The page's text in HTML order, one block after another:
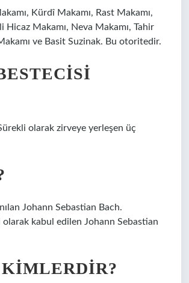
Kürdî Makamı, Rast Makamı,
Hicaz Makamı, Neva Makamı, Tahir
ve Basit Suzinak. Bu otoritedir.
olarak zirveye yerleşen üç
Johann Sebastian Bach.
kabul edilen Johann Sebastian